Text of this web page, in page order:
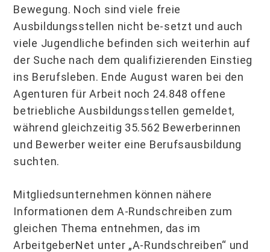
Bewegung. Noch sind viele freie
Ausbildungsstellen nicht be-setzt und auch
viele Jugendliche befinden sich weiterhin auf
der Suche nach dem qua­lifizierenden Einstieg
ins Berufsleben. Ende August waren bei den
Agenturen für Arbeit noch 24.848 offene
betriebliche Ausbildungsstellen gemeldet,
während gleichzeitig 35.562 Bewerberinnen
und Bewerber weiter eine Berufsausbildung
suchten.
Mitgliedsunternehmen können nähere
Informationen dem A-Rundschreiben zum
gleichen Thema entnehmen, das im
ArbeitgeberNet unter „A-Rundschreiben“ und